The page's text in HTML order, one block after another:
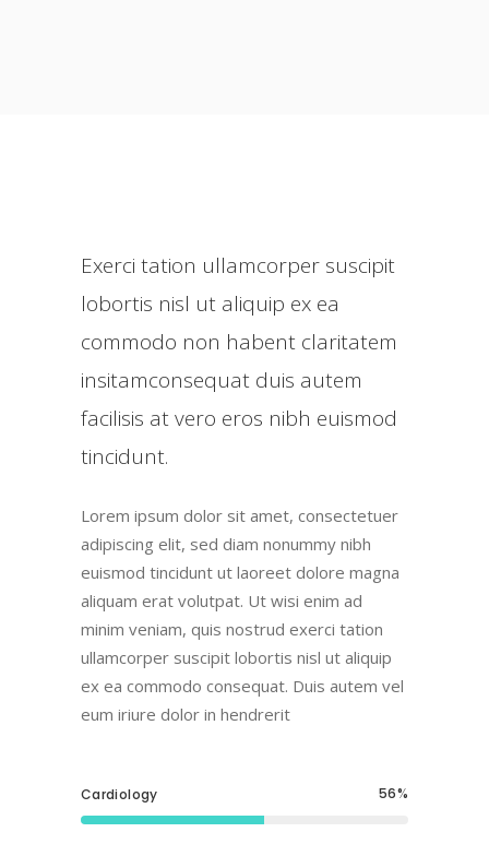
Exerci tation ullamcorper suscipit
lobortis nisl ut aliquip ex ea
commodo non habent claritatem
insitamconsequat duis autem
facilisis at vero eros nibh euismod
tincidunt.
Lorem ipsum dolor sit amet, consectetuer
adipiscing elit, sed diam nonummy nibh
euismod tincidunt ut laoreet dolore magna
aliquam erat volutpat. Ut wisi enim ad
minim veniam, quis nostrud exerci tation
ullamcorper suscipit lobortis nisl ut aliquip
ex ea commodo consequat. Duis autem vel
eum iriure dolor in hendrerit
Cardiology 56